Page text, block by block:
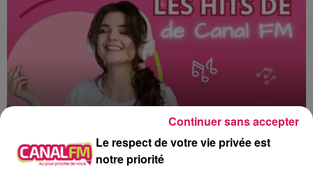
Le respect de votre vie privée est
notre priorité
Continuer sans accepter